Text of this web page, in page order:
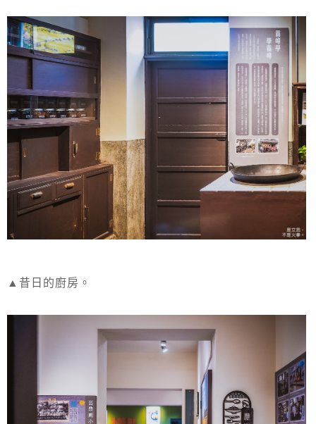
▲昔日的廚房。